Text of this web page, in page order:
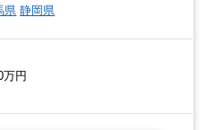
県 静岡県
万円